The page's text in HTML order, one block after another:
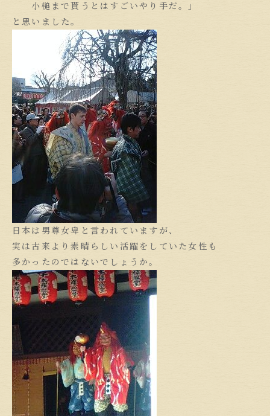
小槌まで貰うとはすごいやり手だ。」
と思いました。
日本は男尊女卑と言われていますが、
実は古来より素晴らしい活躍をしていた女性も
多かったのではないでしょうか。